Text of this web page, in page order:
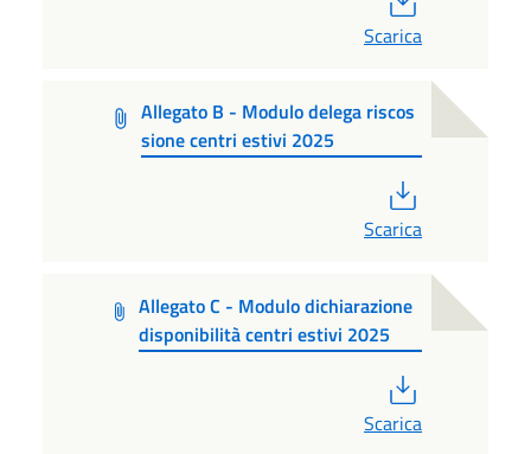
Scarica
Allegato B - Modulo delega riscos
sione centri estivi 2025
Scarica
Allegato C - Modulo dichiarazione
disponibilità centri estivi 2025
Scarica